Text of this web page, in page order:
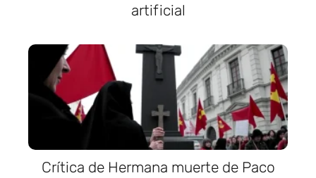
artificial
Crítica de Hermana muerte de Paco